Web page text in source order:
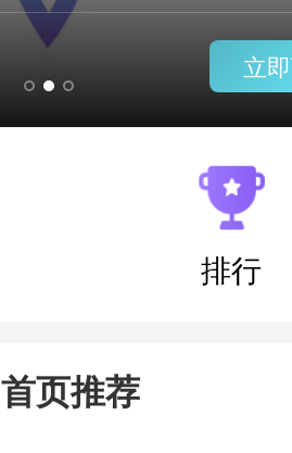
立
排行
首页推荐